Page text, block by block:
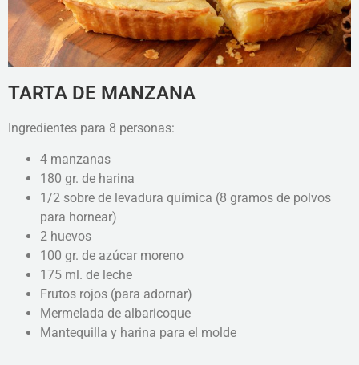
TARTA DE MANZANA
Ingredientes para 8 personas:
4 manzanas
180 gr. de harina
1/2 sobre de levadura química (8 gramos de polvos
para hornear)
2 huevos
100 gr. de azúcar moreno
175 ml. de leche
Frutos rojos (para adornar)
Mermelada de albaricoque
Mantequilla y harina para el molde